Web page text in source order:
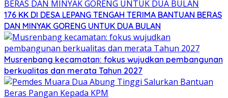
176 KK DI DESA LEPANG TENGAH TERIMA BANTUAN BERAS
DAN MINYAK GORENG UNTUK DUA BULAN
Musrenbang kecamatan: fokus wujudkan pembangunan
berkualitas dan merata Tahun 2027